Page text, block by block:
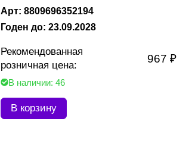
Арт: 8809696352194
Годен до: 23.09.2028
Рекомендованная
розничная цена:
967 ₽
В наличии: 46
В корзину